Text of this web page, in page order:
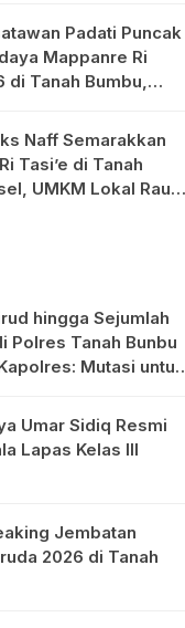
Padati Puncak
Mappanre Ri
di Tanah Bumbu,
Naff Semarakkan
Tasi’e di Tanah
UMKM Lokal Raup
hingga Sejumlah
Polres Tanah Bunbu
Mutasi untuk
Umar Sidiq Resmi
Lapas Kelas III
Jembatan
2026 di Tanah